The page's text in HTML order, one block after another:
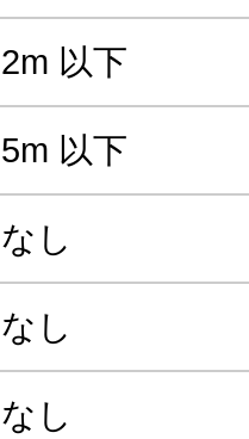
2m 以下
5m 以下
なし
なし
なし